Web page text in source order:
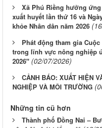
Xã Phú Riềng hưởng
xuất huyết lần thứ 16 và
khỏe Nhân dân năm 2026
Phát động tham gia
trong lĩnh vực nông nghiệp
2026" (02/07/2026)
CẢNH BÁO: XUẤT HIỆN
NGHIỆP VÀ MÔI TRƯỜNG
Những tin cũ hơn
Thành phố Đồng Nai –